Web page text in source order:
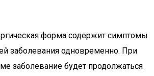
форма содержит симптомы
заболевания одновременно. При
заболевание будет продолжаться